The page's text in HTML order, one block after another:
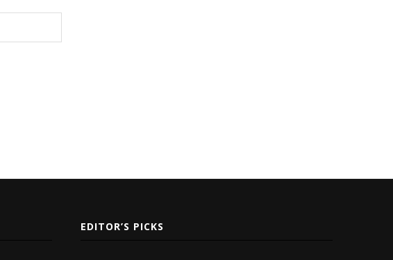
EDITOR’S PICKS